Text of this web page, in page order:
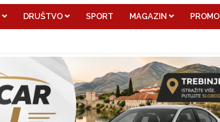
DRUŠTVO SPORT MAGAZIN PROMO